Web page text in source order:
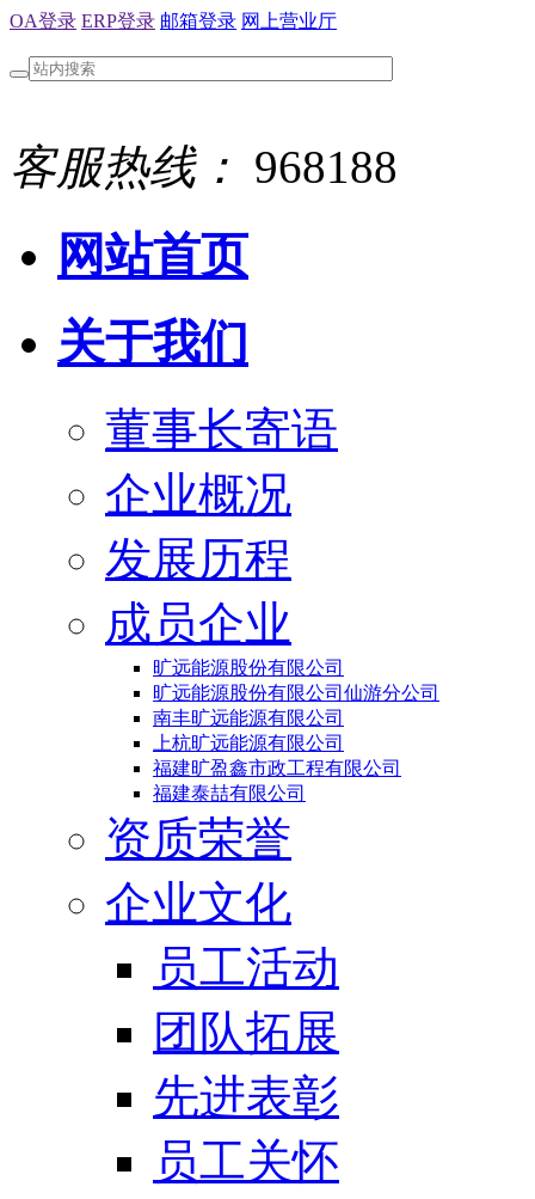
OA登录 ERP登录 邮箱登录 网上营业厅
客服热线： 968188
网站首页
关于我们
董事长寄语
企业概况
发展历程
成员企业
旷远能源股份有限公司
旷远能源股份有限公司仙游分公司
南丰旷远能源有限公司
上杭旷远能源有限公司
福建旷盈鑫市政工程有限公司
福建泰喆有限公司
资质荣誉
企业文化
员工活动
团队拓展
先进表彰
员工关怀